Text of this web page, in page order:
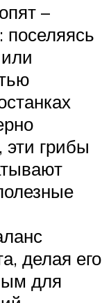
–
грибы
делая его
для